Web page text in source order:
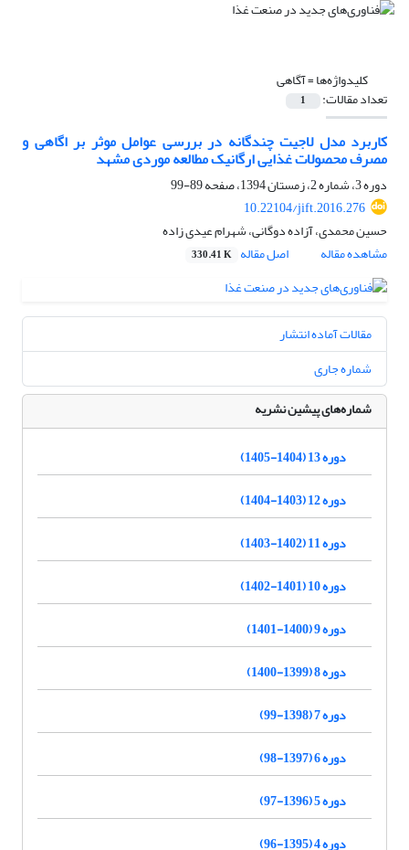
کلیدواژه‌ها =آگاهی
تعداد مقالات: 1
کاربرد مدل لاجیت چندگانه در بررسی عوامل موثر بر اگاهی و
مصرف محصولات غذایی ارگانیک مطالعه موردی مشهد
دوره 3، شماره 2، زمستان 1394، صفحه
89-99
10.22104/jift.2016.276
حسین محمدی، آزاده دوگانی، شهرام عیدی زاده
مشاهده مقاله
اصل مقاله 330.41 K
مقالات آماده انتشار
شماره جاری
شماره‌های پیشین نشریه
دوره 13 (1404-1405)
دوره 12 (1403-1404)
دوره 11 (1402-1403)
دوره 10 (1401-1402)
دوره 9 (1400-1401)
دوره 8 (1399-1400)
دوره 7 (1398-99)
دوره 6 (1397-98)
دوره 5 (1396-97)
دوره 4 (1395-96)